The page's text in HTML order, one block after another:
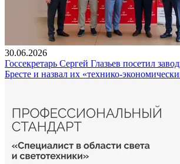
30.06.2026
Госсекретарь Сергей Глазьев посетил
Бресте и назвал их «технико-